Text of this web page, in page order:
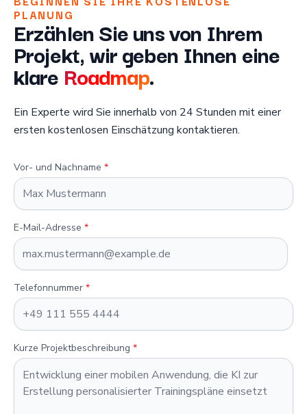
PLANUNG
Erzählen Sie uns von Ihrem
Projekt, wir geben Ihnen eine
klare Roadmap.
Ein Experte wird Sie innerhalb von 24 Stunden mit einer
ersten kostenlosen Einschätzung kontaktieren.
Vor- und Nachname *
E-Mail-Adresse *
Telefonnummer *
Kurze Projektbeschreibung *